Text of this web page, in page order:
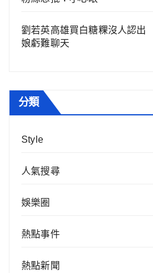
劉若英高雄買白糖粿沒人認
娘虧難聊天
分類
Style
人氣搜尋
娛樂圈
熱點事件
熱點新聞